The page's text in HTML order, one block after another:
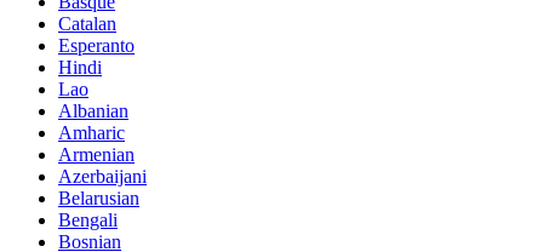
Catalan
Esperanto
Hindi
Lao
Albanian
Amharic
Armenian
Azerbaijani
Belarusian
Bengali
Bosnian